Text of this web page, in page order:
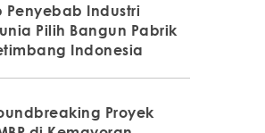
Penyebab Industri
Pilih Bangun Pabrik
Indonesia
Proyek